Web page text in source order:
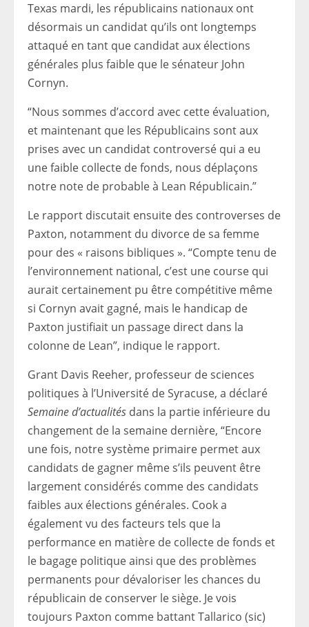
Texas mardi, les républicains nationaux ont
désormais un candidat qu’ils ont longtemps
attaqué en tant que candidat aux élections
générales plus faible que le sénateur John
Cornyn.
“Nous sommes d’accord avec cette évaluation,
et maintenant que les Républicains sont aux
prises avec un candidat controversé qui a eu
une faible collecte de fonds, nous déplaçons
notre note de probable à Lean Républicain.”
Le rapport discutait ensuite des controverses de
Paxton, notamment du divorce de sa femme
pour des « raisons bibliques ». “Compte tenu de
l’environnement national, c’est une course qui
aurait certainement pu être compétitive même
si Cornyn avait gagné, mais le handicap de
Paxton justifiait un passage direct dans la
colonne de Lean”, indique le rapport.
Grant Davis Reeher, professeur de sciences
politiques à l’Université de Syracuse, a déclaré
Semaine d’actualités dans la partie inférieure du
changement de la semaine dernière, “Encore
une fois, notre système primaire permet aux
candidats de gagner même s’ils peuvent être
largement considérés comme des candidats
faibles aux élections générales. Cook a
également vu des facteurs tels que la
performance en matière de collecte de fonds et
le bagage politique ainsi que des problèmes
permanents pour dévaloriser les chances du
républicain de conserver le siège. Je vois
toujours Paxton comme battant Tallarico (sic)